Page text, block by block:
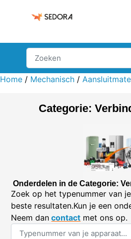
Home / Mechanisch /
Categorie:
Onderdelen in de Categorie:
Zoek op het typenummer van
beste resultaten.Kun je een
Neem dan contact met ons op.